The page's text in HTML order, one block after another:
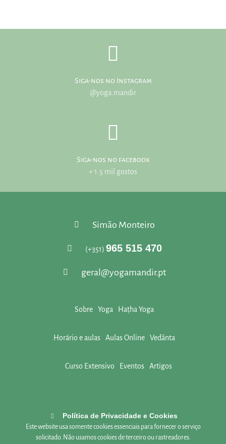
Siga-nos no Instagram
@yoga.mandir
Siga-nos no facebook
+ 1.5 mil gostos
Simão Monteiro
(+351) 965 515 470
geral@yogamandir.pt
Sobre Yoga Haṭha Yoga
Horário e aulas Aulas Online Vedānta
Curso Extensivo Eventos Artigos
Política de Privacidade e Cookies
Este website usa somente cookies essenciais para fornecer o serviço
solicitado. Não usamos cookies de terceiro ou rastreadores.